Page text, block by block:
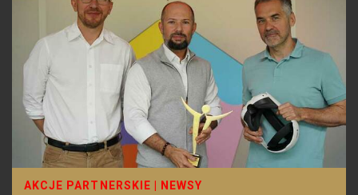
AKCJE PARTNERSKIE
NEWSY